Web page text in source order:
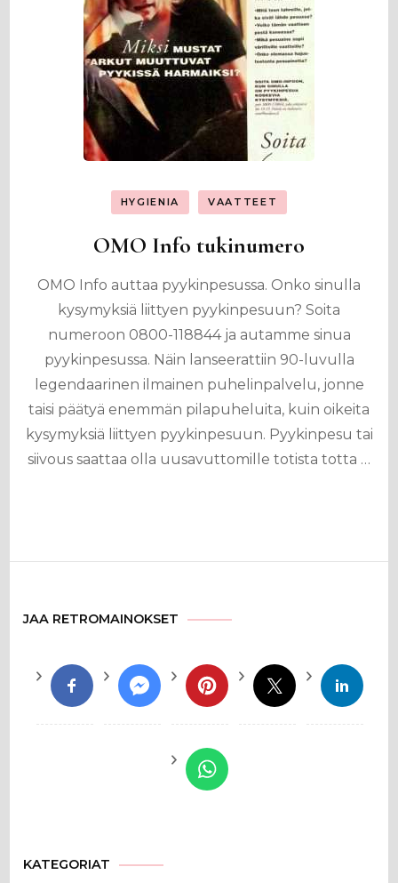
HYGIENIA VAATTEET
OMO Info tukinumero
OMO Info auttaa pyykinpesussa. Onko sinulla
kysymyksiä liittyen pyykinpesuun? Soita
numeroon 0800-118844 ja autamme sinua
pyykinpesussa. Näin lanseerattiin 90-luvulla
legendaarinen ilmainen puhelinpalvelu, jonne
taisi päätyä enemmän pilapuheluita, kuin oikeita
kysymyksiä liittyen pyykinpesuun. Pyykinpesu tai
siivous saattaa olla uusavuttomille totista totta …
JAA RETROMAINOKSET
KATEGORIAT